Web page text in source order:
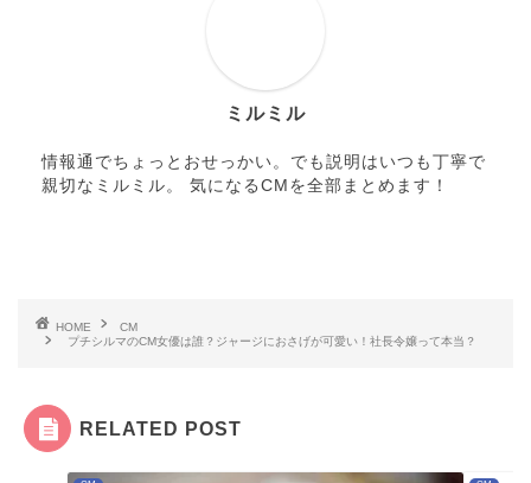
ミルミル
情報通でちょっとおせっかい。でも説明はいつも丁寧で
親切なミルミル。 気になるCMを全部まとめます！
HOME
CM
プチシルマのCM女優は誰？ジャージにおさげが可愛い！社長令嬢って本当？
RELATED POST